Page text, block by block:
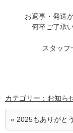
お返事・発送
何卒ご了承
スタッフ
カテゴリー：お知ら
« 2025もありがと